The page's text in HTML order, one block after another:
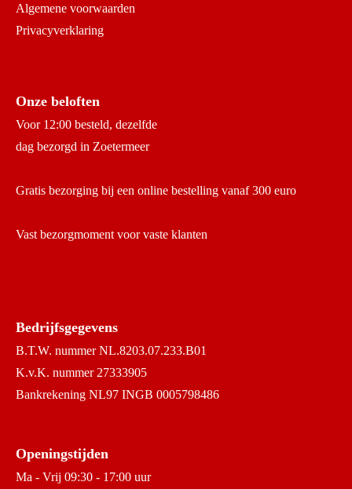
Algemene voorwaarden
Privacyverklaring
Onze beloften
Voor 12:00 besteld, dezelfde
dag bezorgd in Zoetermeer
Gratis bezorging bij een online bestelling vanaf 300 euro
Vast bezorgmoment voor vaste klanten
Bedrijfsgegevens
B.T.W. nummer NL.8203.07.233.B01
K.v.K. nummer 27333905
Bankrekening NL97 INGB 0005798486
Openingstijden
Ma - Vrij 09:30 - 17:00 uur